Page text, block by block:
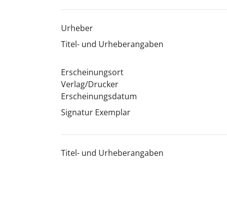
Urheber
Titel- und Urheberangaben
Erscheinungsort
Verlag/Drucker
Erscheinungsdatum
Signatur Exemplar
Titel- und Urheberangaben